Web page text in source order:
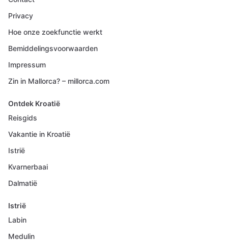
Privacy
Hoe onze zoekfunctie werkt
Bemiddelingsvoorwaarden
Impressum
Zin in Mallorca? – millorca.com
Ontdek Kroatië
Reisgids
Vakantie in Kroatië
Istrië
Kvarnerbaai
Dalmatië
Istrië
Labin
Medulin